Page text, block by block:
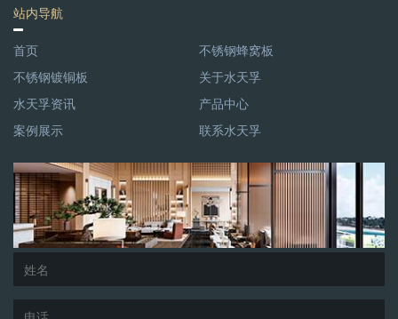
站内导航
首页
不锈钢蜂窝板
不锈钢镀铜板
关于水天孚
水天孚资讯
产品中心
案例展示
联系水天孚